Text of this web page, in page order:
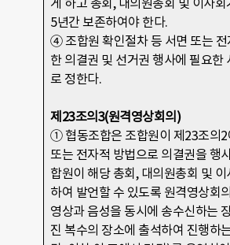
게 하고 총회, 대의원총회 및 이사회
5년간 보존하여야 한다.
④ 조합원 확인절차 등 서면 또는 전
한 의결권 및 선거권 행사에 필요한
로 정한다.
제23조의3(원격영상회의)
① 협동조합은 조합원이 제23조의2
또는 전자적 방법으로 의결권을 행
합원이 해당 총회, 대의원총회 및 이
하여 발언할 수 있도록 원격영상회
영상과 음성을 동시에 송수신하는
진 복수의 장소에 출석하여 진행하